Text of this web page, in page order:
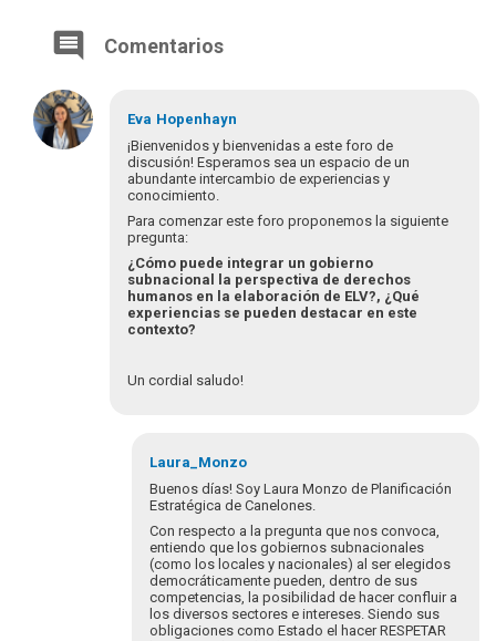
Comentarios
Eva Hopenhayn
¡Bienvenidos y bienvenidas a este foro de
discusión! Esperamos sea un espacio de un
abundante intercambio de experiencias y
conocimiento.
Para comenzar este foro proponemos la siguiente
pregunta:
¿Cómo puede integrar un gobierno
subnacional la perspectiva de derechos
humanos en la elaboración de ELV?, ¿Qué
experiencias se pueden destacar en este
contexto?
Un cordial saludo!
Laura_Monzo
Buenos días! Soy Laura Monzo de Planificación
Estratégica de Canelones.
Con respecto a la pregunta que nos convoca,
entiendo que los gobiernos subnacionales
(como los locales y nacionales) al ser elegidos
democráticamente pueden, dentro de sus
competencias, la posibilidad de hacer confluir a
los diversos sectores e intereses. Siendo sus
obligaciones como Estado el hacer RESPETAR